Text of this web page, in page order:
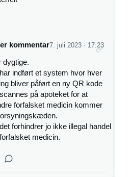
kommentar7. juli 2023 · 17:23
dygtige.
indført et system hvor hver
bliver påført en ny QR kode
på apoteket for at
forfalsket medicin kommer
forhindrer jo ikke illegal handel
medicin.